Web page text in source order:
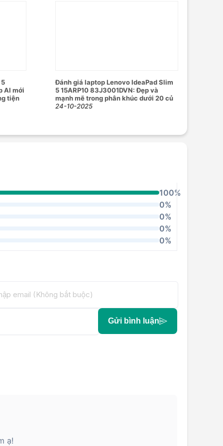
AI mới
tiện
Đánh giá laptop Lenovo IdeaPad Slim
5 15ARP10 83J3001DVN: Đẹp và
mạnh mẽ trong phân khúc dưới 20 củ
24-10-2025
100%
0%
0%
0%
0%
Gửi bình luận
ạ!